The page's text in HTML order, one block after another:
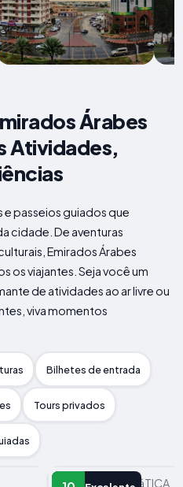
Árabes
Atividades,
e passeios guiados que
cidade. De aventuras
Emirados Árabes
os viajantes. Seja você um
de atividades ao ar livre ou
viva momentos
Bilhetes de entrada
Tours privados
ATIVIDADE AQUáTICA